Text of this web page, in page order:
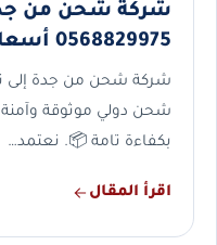
شركة شحن من جدة
0568829975 أسعار تنافسية
شركة شحن من جدة إلى
شحن دولي موثوقة وآمنة
بكفاءة تامة 📦. نعتمد…
اقرأ المقال